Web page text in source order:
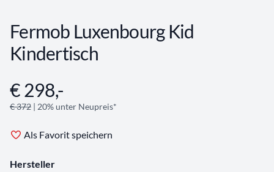
Fermob Luxenbourg Kid
Kindertisch
Angebotsinformationen
€ 298,-
€ 372 | 20% unter Neupreis*
Als Favorit speichern
Hersteller